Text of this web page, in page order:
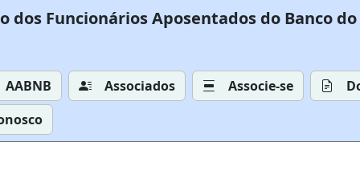
dos Funcionários Aposentados do Banco
AABNB Associados Associe-se